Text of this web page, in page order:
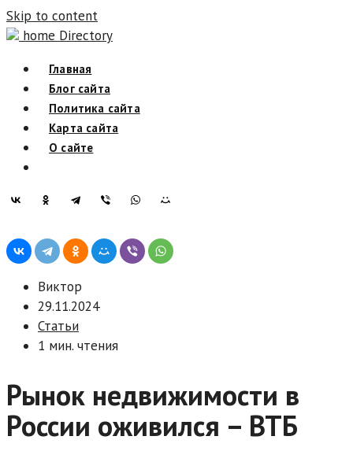
Skip to content
home Directory
Главная
Блог сайта
Политика сайта
Карта сайта
О сайте
Виктор
29.11.2024
Статьи
1 мин. чтения
Рынок недвижимости в
России оживился – ВТБ